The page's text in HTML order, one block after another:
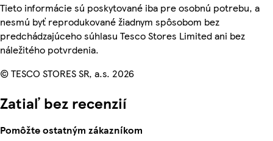
Tieto informácie sú poskytované iba pre osobnú potrebu, a
nesmú byť reprodukované žiadnym spôsobom bez
predchádzajúceho súhlasu Tesco Stores Limited ani bez
náležitého potvrdenia.
© TESCO STORES SR, a.s. 2026
Zatiaľ bez recenzií
Pomôžte ostatným zákazníkom